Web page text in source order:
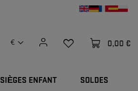
€ 0,00 €
SIÈGES ENFANT SOLDES